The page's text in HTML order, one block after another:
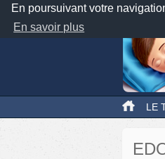
En poursuivant votre
En savoir plus
LE